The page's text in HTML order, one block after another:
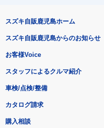
スズキ自販鹿児島ホーム
スズキ自販鹿児島からのお知らせ
お客様Voice
スタッフによるクルマ紹介
車検/点検/整備
カタログ請求
購入相談